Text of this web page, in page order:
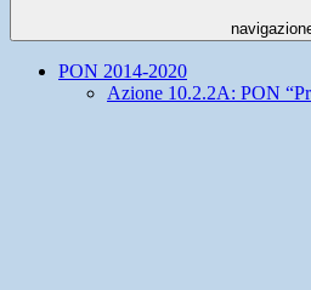
PON 2014-2020
Azione 10.2.2A: PON